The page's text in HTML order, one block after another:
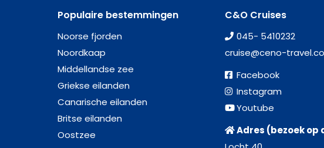
Populaire bestemmingen
Noorse fjorden
Noordkaap
Middellandse zee
Griekse eilanden
Canarische eilanden
Britse eilanden
Oostzee
C&O Cruises
045- 5410232
cruise@ceno-
Facebook
Instagram
Youtube
Adres (bezoek